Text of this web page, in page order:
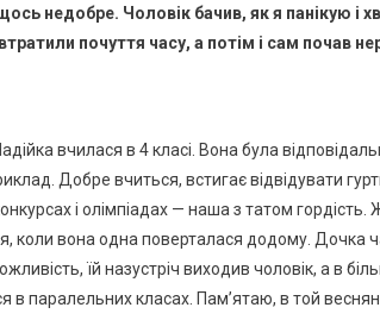
недобре. Чоловік бачив, як я панікую
почуття часу, а потім і сам почав
вчилася в 4 класі. Вона була
Добре вчиться, встигає відвідувати
і олімпіадах — наша з татом
коли вона одна поверталася додому. Дочка
їй назустріч виходив чоловік, а в
в паралельних класах. Пам’ятаю, в той